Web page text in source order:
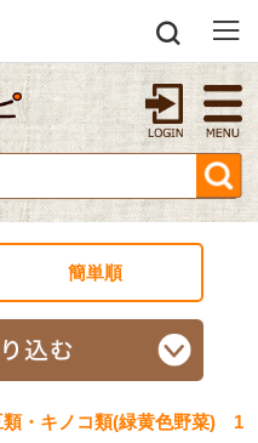
簡単順
類・キノコ類(緑黄色野菜) 1